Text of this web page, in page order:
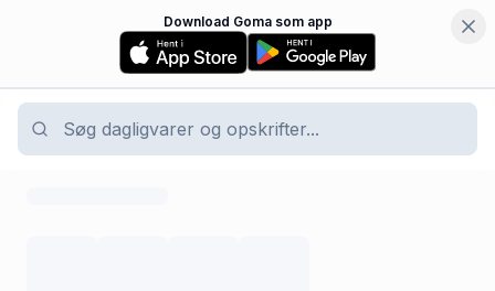
Download Goma som app